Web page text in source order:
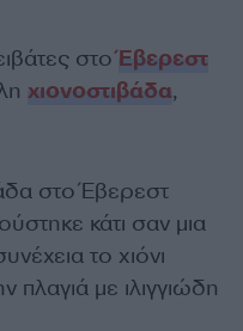
στοΈβερεστ
χιονοστιβάδα,
στο Έβερεστ
κάτι σαν μια
το χιόνι
πλαγιά με ιλιγγιώδη